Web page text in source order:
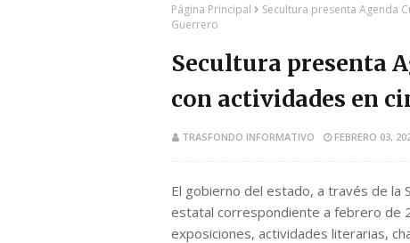
Página Principal
Secultura presenta Agenda
Guerrero
Secultura presenta
con actividades en
TRASFONDO INFORMATIVO FEBRERO 03,
El gobierno del estado, a través de la
estatal correspondiente a febrero de
exposiciones, actividades literarias,